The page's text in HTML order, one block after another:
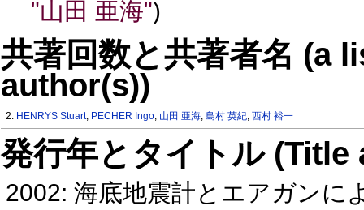
"山田 亜海")
共著回数と共著者名 (a
author(s))
2: HENRYS Stuart, PECHER Ingo, 山田 亜海,島村 英紀,西村 裕一
発行年とタイトル
2002: 海底地震計とエアガンに